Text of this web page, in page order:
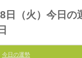
日（火）今日の
今日の運勢